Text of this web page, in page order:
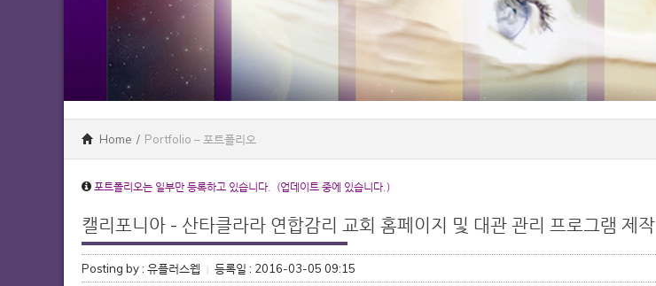
Home / Portfolio – 포트폴리오
포트폴리오는 일부만 등록하고 있습니다. (업데이트 중에 있습니다.)
캘리포니아 - 산타클라라 연합감리 교회 홈페이지 및 대관 관리 프로그램 제작
Posting by : 유플러스웹 등록일 : 2016-03-05 09:15